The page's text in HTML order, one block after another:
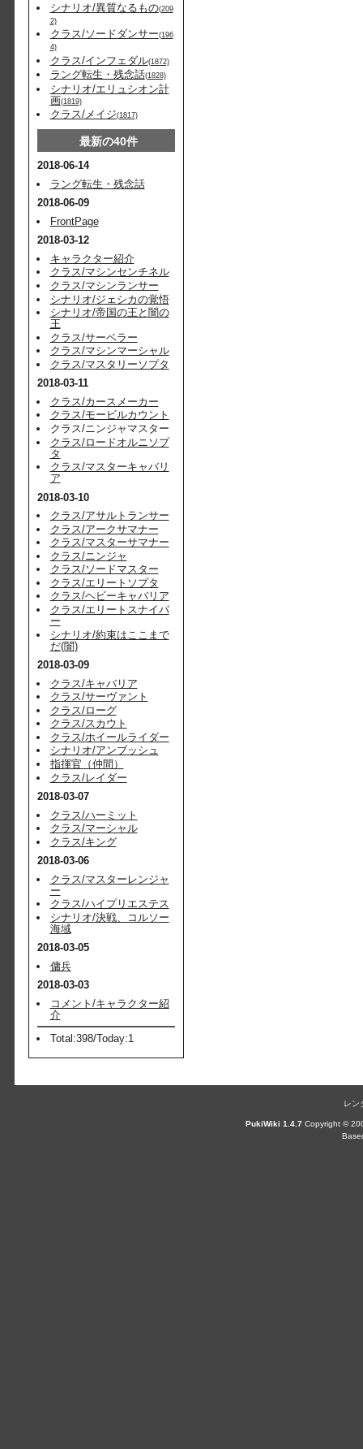
シナリオ/異質なるもの(209
2)
クラス/ソードダンサー(196
4)
クラス/インフェダル(1872)
ラング転生・残念話(1828)
シナリオ/エリュシオン計
画(1819)
クラス/メイジ(1817)
最新の40件
2018-06-14
ラング転生・残念話
2018-06-09
FrontPage
2018-03-12
キャラクター紹介
クラス/マシンセンチネル
クラス/マシンランサー
シナリオ/ジェシカの覚悟
シナリオ/帝国の王と闇の
王
クラス/サーベラー
クラス/マシンマーシャル
クラス/マスタリーソプタ
2018-03-11
クラス/カースメーカー
クラス/モービルカウント
クラス/ニンジャマスター
クラス/ロードオルニソプ
タ
クラス/マスターキャバリ
ア
2018-03-10
クラス/アサルトランサー
クラス/アークサマナー
クラス/マスターサマナー
クラス/ニンジャ
クラス/ソードマスター
クラス/エリートソプタ
クラス/ヘビーキャバリア
クラス/エリートスナイパ
ー
シナリオ/約束はここまで
だ(闇)
2018-03-09
クラス/キャバリア
クラス/サーヴァント
クラス/ローグ
クラス/スカウト
クラス/ホイールライダー
シナリオ/アンブッシュ
指揮官（仲間）
クラス/レイダー
2018-03-07
クラス/ハーミット
クラス/マーシャル
クラス/キング
2018-03-06
クラス/マスターレンジャ
ー
クラス/ハイプリエステス
シナリオ/決戦、コルソー
海域
2018-03-05
傭兵
2018-03-03
コメント/キャラクター紹
介
Total:398/Today:1
レン
PukiWiki 1.4.7 Copyright ©